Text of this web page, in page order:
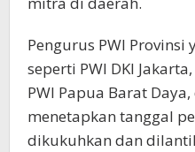
Pengurus PWI
seperti PWI DKI
PWI Papua Barat
menetapkan tanggal
dikukuhkan dan